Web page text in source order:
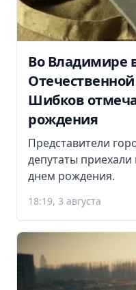
Во Владимире
Шибков
рождения
Представители
депутаты приехали
днем рождения.
18:19, 3 августа